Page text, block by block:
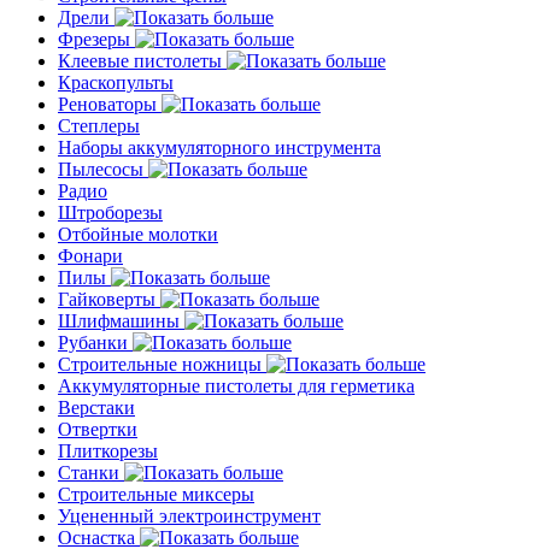
Дрели
Фрезеры
Клеевые пистолеты
Краскопульты
Реноваторы
Степлеры
Наборы аккумуляторного инструмента
Пылесосы
Радио
Штроборезы
Отбойные молотки
Фонари
Пилы
Гайковерты
Шлифмашины
Рубанки
Строительные ножницы
Аккумуляторные пистолеты для герметика
Верстаки
Отвертки
Плиткорезы
Станки
Строительные миксеры
Уцененный электроинструмент
Оснастка